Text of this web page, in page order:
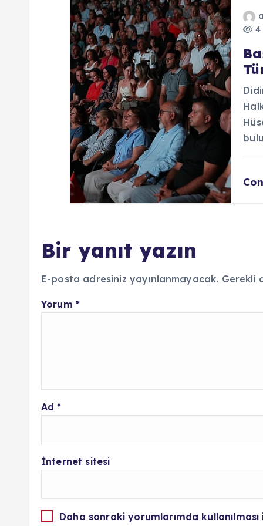
4
Bir yanıt yazın
E-posta adresiniz yayınlanmayacak. Gerekli
Yorum *
Ad*
İnternet sitesi
Daha sonraki yorumlarımda